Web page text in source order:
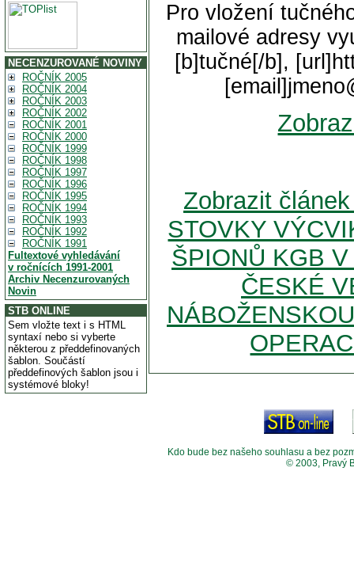
NECENZUROVANÉ NOVINY
ROČNÍK 2005
ROČNÍK 2004
ROČNÍK 2003
ROČNÍK 2002
ROČNÍK 2001
ROČNÍK 2000
ROČNÍK 1999
ROČNÍK 1998
ROČNÍK 1997
ROČNÍK 1996
ROČNÍK 1995
ROČNÍK 1994
ROČNÍK 1993
ROČNÍK 1992
ROČNÍK 1991
Fultextové vyhledávání
v ročnících 1991-2001
Archiv Necenzurovaných
Novin
STB ONLINE
Sem vložte text i s HTML
syntaxí nebo si vyberte
některou z předdefinovaných
šablon. Součástí
předdefinových šablon jsou i
systémové bloky!
Pro vložení
mailové adresy
[b]tučné[/b],
Zobrazit
STOVKY
ŠPIONŮ KGB
ČESKÉ
Kdo bude bez našeho souhlasu a bez
© 2003, Pravý